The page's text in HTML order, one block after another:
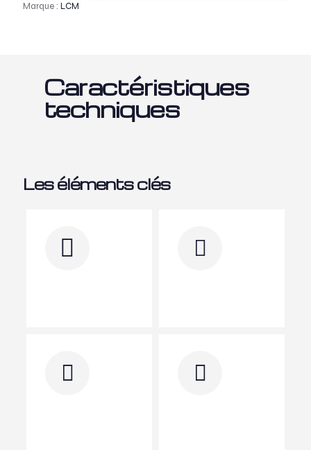
Marque : LCM
Caractéristiques
techniques
Les éléments clés